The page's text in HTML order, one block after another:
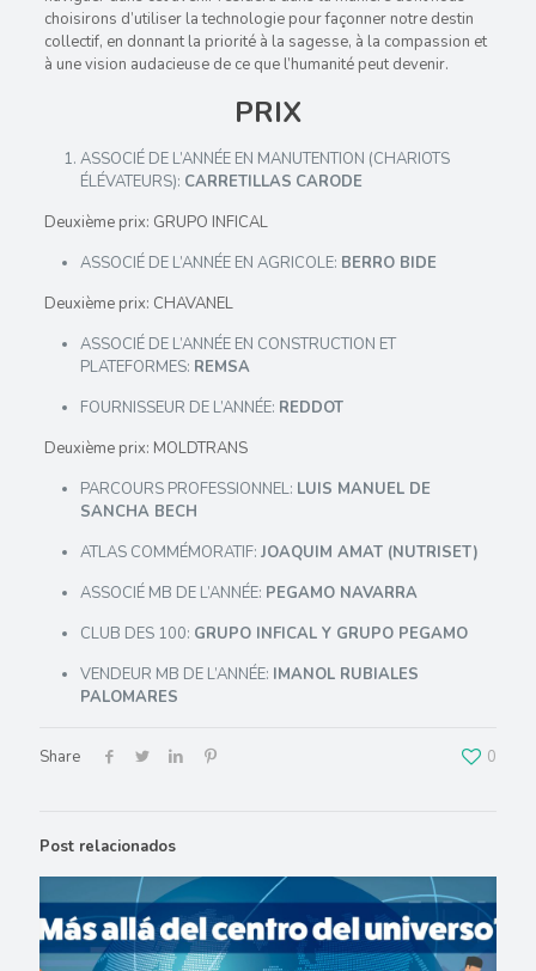
choisirons d’utiliser la technologie pour façonner notre destin
collectif, en donnant la priorité à la sagesse, à la compassion et
à une vision audacieuse de ce que l’humanité peut devenir.
PRIX
ASSOCIÉ DE L’ANNÉE EN MANUTENTION (CHARIOTS
ÉLÉVATEURS): CARRETILLAS CARODE
Deuxième prix: GRUPO INFICAL
ASSOCIÉ DE L’ANNÉE EN AGRICOLE: BERRO BIDE
Deuxième prix: CHAVANEL
ASSOCIÉ DE L’ANNÉE EN CONSTRUCTION ET
PLATEFORMES: REMSA
FOURNISSEUR DE L’ANNÉE: REDDOT
Deuxième prix: MOLDTRANS
PARCOURS PROFESSIONNEL: LUIS MANUEL DE
SANCHA BECH
ATLAS COMMÉMORATIF: JOAQUIM AMAT (NUTRISET)
ASSOCIÉ MB DE L’ANNÉE: PEGAMO NAVARRA
CLUB DES 100: GRUPO INFICAL Y GRUPO PEGAMO
VENDEUR MB DE L’ANNÉE: IMANOL RUBIALES
PALOMARES
Share 0
Post relacionados